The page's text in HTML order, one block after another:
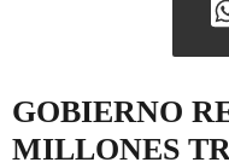
GOBIERNO
MILLONES